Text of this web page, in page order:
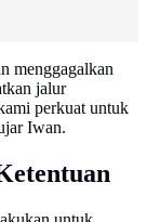
menggagalkan
jalur
perkuat untuk
Iwan.